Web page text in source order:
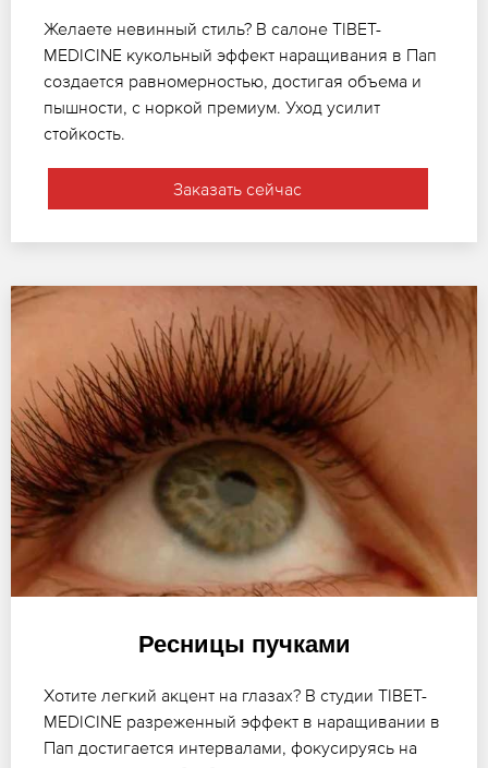
Желаете невинный стиль? В салоне TIBET-
MEDICINE кукольный эффект наращивания в Пап
создается равномерностью, достигая объема и
пышности, с норкой премиум. Уход усилит
стойкость.
Заказать сейчас
Ресницы пучками
Хотите легкий акцент на глазах? В студии TIBET-
MEDICINE разреженный эффект в наращивании в
Пап достигается интервалами, фокусируясь на